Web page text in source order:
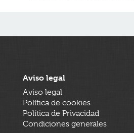
Aviso legal
Aviso legal
Política de cookies
Política de Privacidad
Condiciones generales